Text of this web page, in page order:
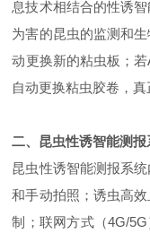
息技术相结合的性诱
为害的昆虫的监测和
动更换新的粘虫板；
自动更换粘虫胶卷，真
二、昆虫性诱智能测
昆虫性诱智能测报系
和手动拍照；诱虫高
制；联网方式（4G/